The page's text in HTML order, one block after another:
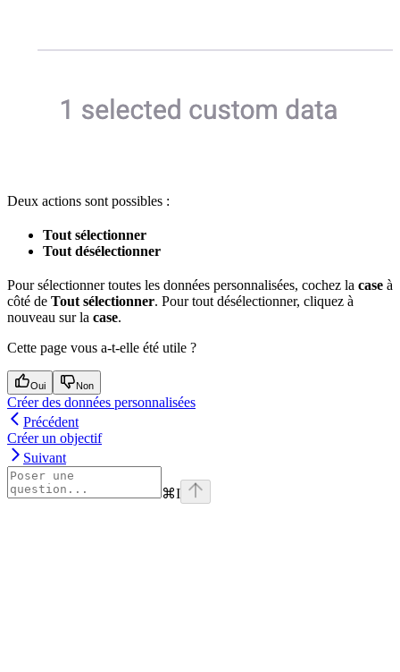
Deux actions sont possibles :
Tout sélectionner
Tout désélectionner
Pour sélectionner toutes les données personnalisées, cochez la case à
côté de Tout sélectionner. Pour tout désélectionner, cliquez à
nouveau sur la case.
Cette page vous a-t-elle été utile ?
Oui Non
Créer des données personnalisées
Précédent
Créer un objectif
Suivant
⌘I